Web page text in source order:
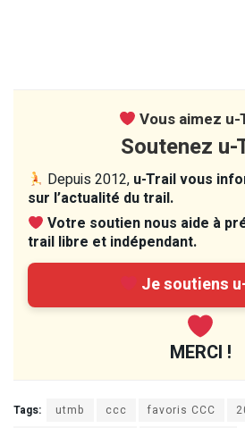
Vous aimez u-
Soutenez u-
Depuis 2012, u-Trail vous
sur l’actualité du trail.
Votre soutien nous aide à
trail libre et indépendant.
Je soutiens
MERCI !
Tags: utmb ccc favoris CCC